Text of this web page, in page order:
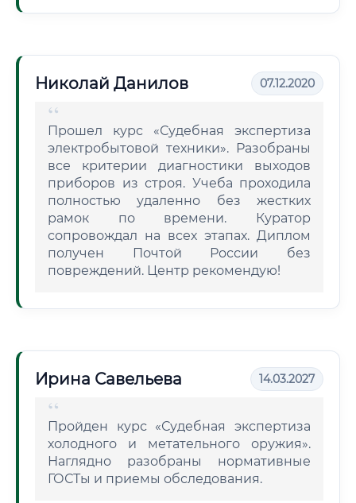
Николай Данилов 07.12.2020
Прошел курс «Судебная экспертиза
электробытовой техники». Разобраны
все критерии диагностики выходов
приборов из строя. Учеба проходила
полностью удаленно без жестких
рамок по времени. Куратор
сопровождал на всех этапах. Диплом
получен Почтой России без
повреждений. Центр рекомендую!
Ирина Савельева 14.03.2027
Пройден курс «Судебная экспертиза
холодного и метательного оружия».
Наглядно разобраны нормативные
ГОСТы и приемы обследования.